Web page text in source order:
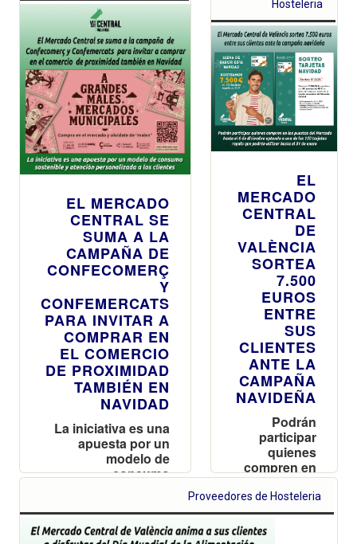
EL MERCADO
CENTRAL SE
SUMA A LA
CAMPAÑA DE
CONFECOMERÇ
Y
CONFEMERCATS
PARA INVITAR A
COMPRAR EN
EL COMERCIO
DE PROXIMIDAD
TAMBIÉN EN
NAVIDAD
La iniciativa es una
apuesta por un
modelo de
consumo
personalizada a los
clientes
Hosteleria
EL
MERCADO
CENTRAL
DE
VALÈNCIA
SORTEA
7.500
EUROS
ENTRE
SUS
CLIENTES
ANTE LA
CAMPAÑA
NAVIDEÑA
Podrán
participar
quienes
compren en
los puestos
del Mercado
hasta el 6 de
diciembre
Proveedores de Hosteleria